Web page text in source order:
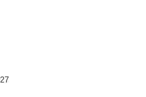
27